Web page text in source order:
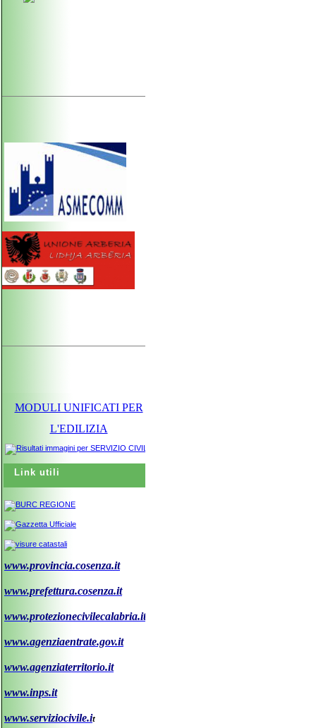
MODULI UNIFICATI PER
L'EDILIZIA
Link utili
www.provincia.cosenza.it
www.prefettura.cosenza.it
www.protezionecivilecalabria.it
www.agenziaentrate.gov.it
www.agenziaterritorio.it
www.inps.it
www.serviziocivile.it